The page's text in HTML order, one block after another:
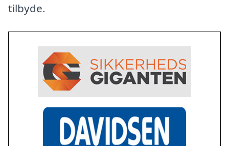
tilbyde.